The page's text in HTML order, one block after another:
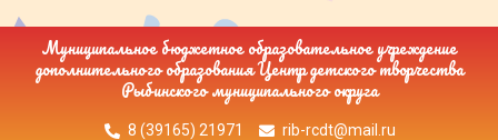
Муниципальное бюджетное образовательное учреждение
дополнительного образования Центр детского творчества
Рыбинского муниципального округа
8 (39165) 21971
rib-rcdt@mail.ru